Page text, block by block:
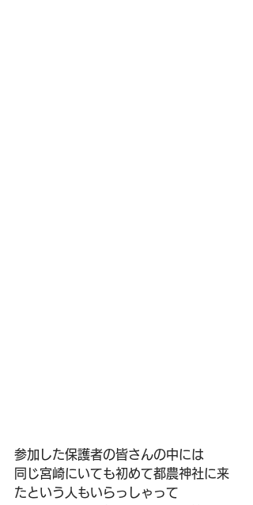
参加した保護者の皆さんの中には
同じ宮崎にいても初めて都農神社に来
たという人もいらっしゃって